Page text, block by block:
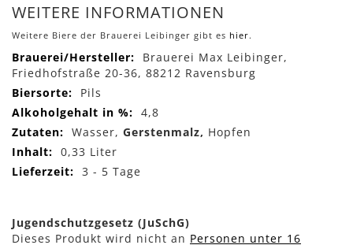
WEITERE INFORMATIONEN
Weitere Biere der Brauerei Leibinger gibt es hier.
Mehr
Informationen
Brauerei Max Leibinger,
Friedhofstraße 20-36, 88212 Ravensburg
Pils
4,8
Wasser, Gerstenmalz, Hopfen
0,33 Liter
3 - 5 Tage
Jugendschutzgesetz (JuSchG)
Dieses Produkt wird nicht an Personen unter 16